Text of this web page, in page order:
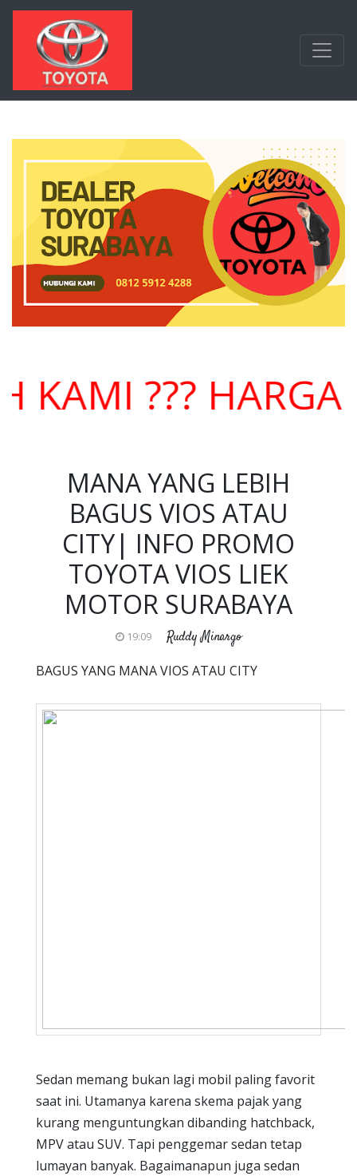
Langsung ke konten utama
??? HARGA
MANA YANG LEBIH
BAGUS VIOS ATAU
CITY| INFO PROMO
TOYOTA VIOS LIEK
MOTOR SURABAYA
19:09 Ruddy Minargo
BAGUS YANG MANA VIOS ATAU CITY
Sedan memang bukan lagi mobil paling favorit
saat ini. Utamanya karena skema pajak yang
kurang menguntungkan dibanding hatchback,
MPV atau SUV. Tapi penggemar sedan tetap
lumayan banyak. Bagaimanapun juga sedan